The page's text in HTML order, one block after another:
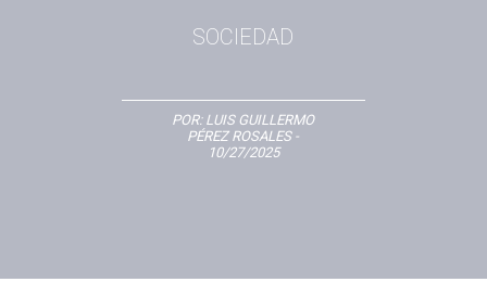
SOCIEDAD
POR: LUIS GUILLERMO
PÉREZ ROSALES-
10/27/2025